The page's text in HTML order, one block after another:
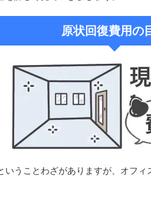
原状回復費用の
いうことわざがありますが、オフ